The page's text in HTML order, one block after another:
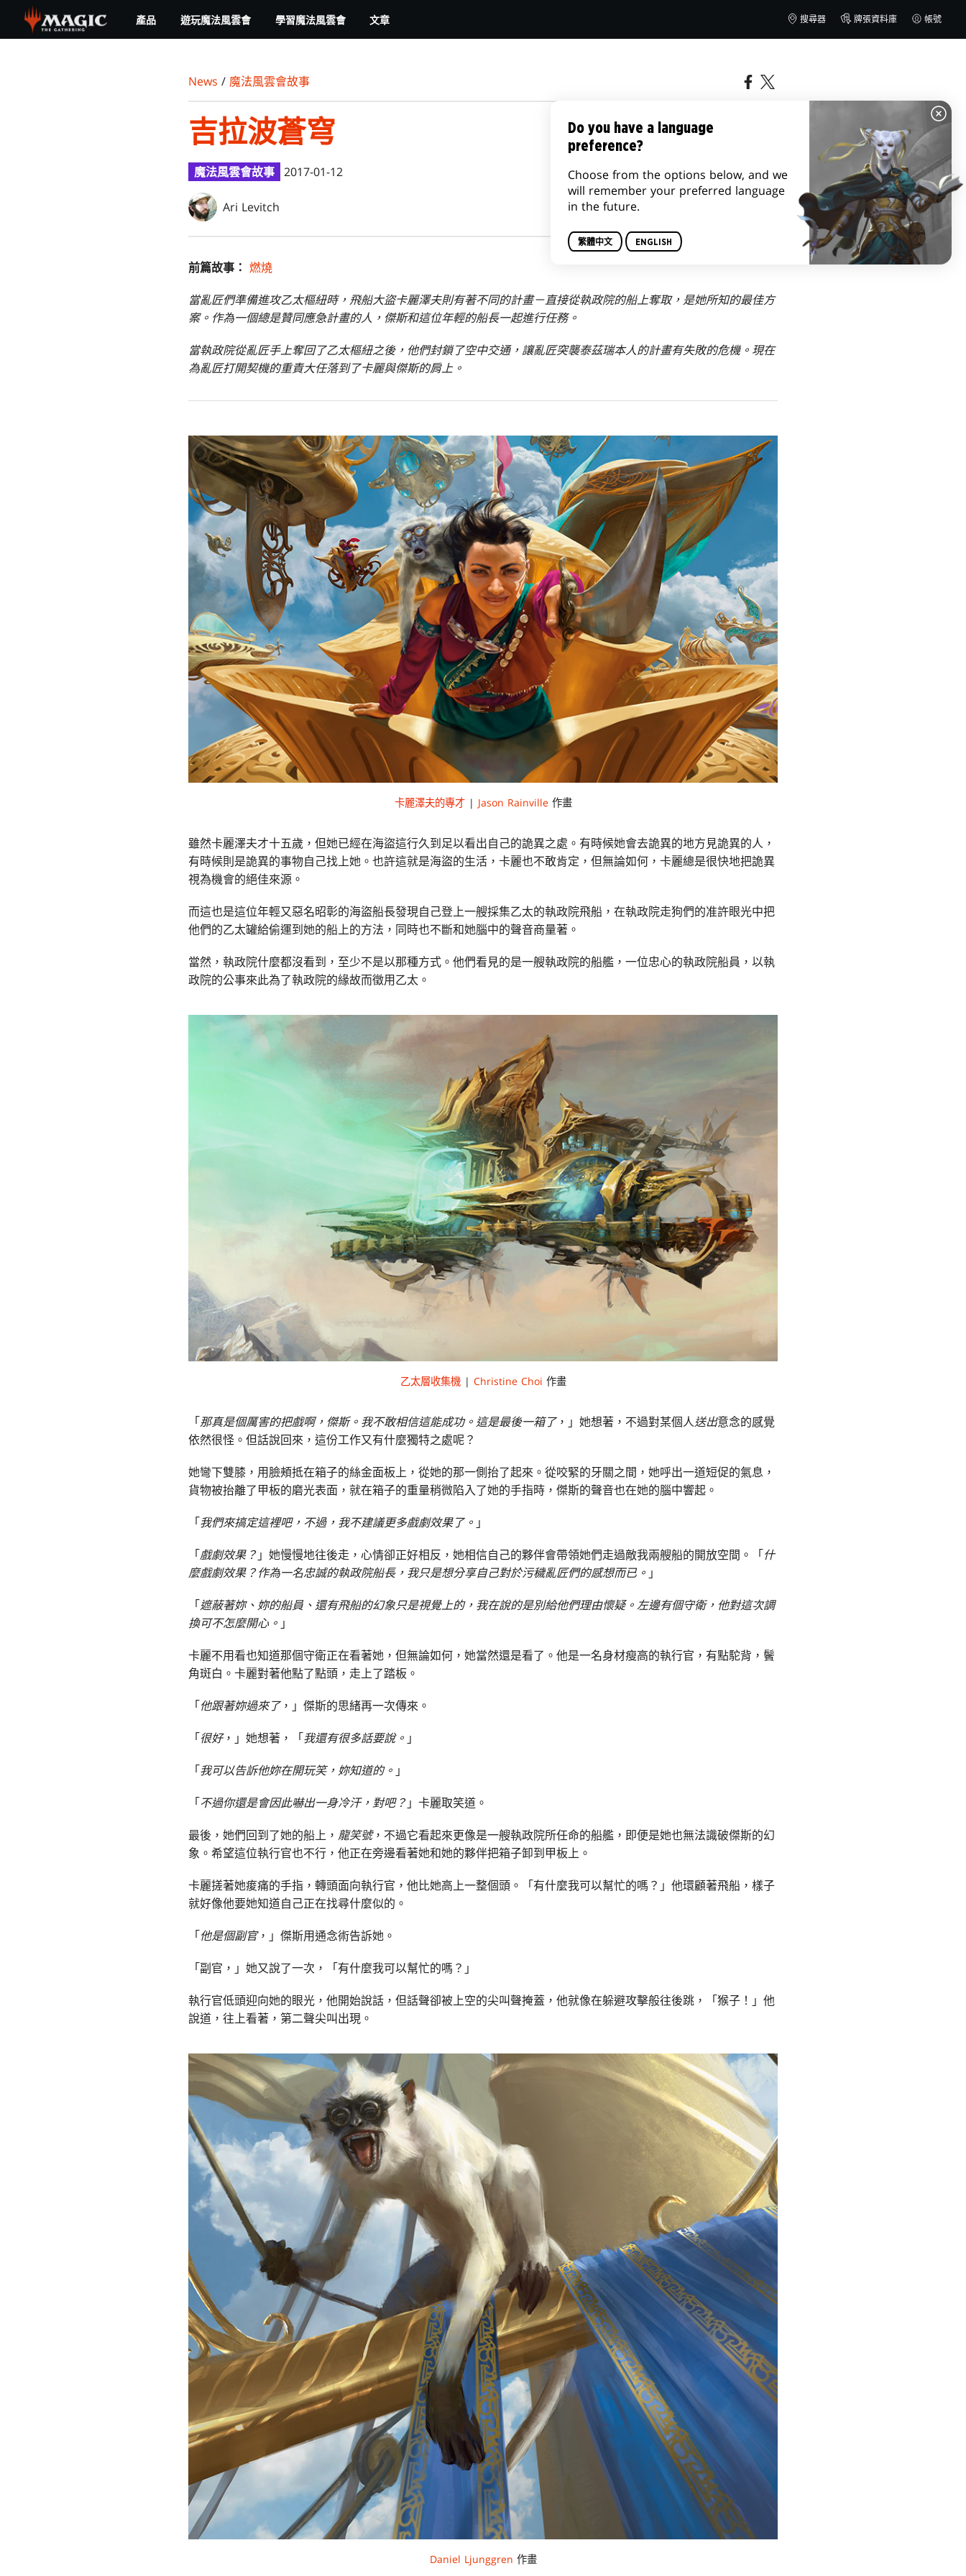
main
產品 遊玩魔法風雲會 學習魔法風雲會 文章 搜尋器 牌張資料庫 帳號
News / 魔法風雲會故事
吉拉波蒼穹
魔法風雲會故事 2017-01-12
Ari Levitch
前篇故事： 燃燒
當亂匠們準備進攻乙太樞紐時，飛船大盜卡麗澤夫則有著不同的計畫－直接從執政院的船上奪取，是她所知的最佳方
案。作為一個總是贊同應急計畫的人，傑斯和這位年輕的船長一起進行任務。
當執政院從亂匠手上奪回了乙太樞紐之後，他們封鎖了空中交通，讓亂匠突襲泰茲瑞本人的計畫有失敗的危機。現在
為亂匠打開契機的重責大任落到了卡麗與傑斯的肩上。
卡麗澤夫的專才| Jason Rainville 作畫
雖然卡麗澤夫才十五歲，但她已經在海盜這行久到足以看出自己的詭異之處。有時候她會去詭異的地方見詭異的人，
有時候則是詭異的事物自己找上她。也許這就是海盜的生活，卡麗也不敢肯定，但無論如何，卡麗總是很快地把詭異
視為機會的絕佳來源。
而這也是這位年輕又惡名昭彰的海盜船長發現自己登上一艘採集乙太的執政院飛船，在執政院走狗們的准許眼光中把
他們的乙太罐給偷運到她的船上的方法，同時也不斷和她腦中的聲音商量著。
當然，執政院什麼都沒看到，至少不是以那種方式。他們看見的是一艘執政院的船艦，一位忠心的執政院船員，以執
政院的公事來此為了執政院的緣故而徵用乙太。
乙太層收集機| Christine Choi 作畫
「那真是個厲害的把戲啊，傑斯。我不敢相信這能成功。這是最後一箱了，」她想著，不過對某個人送出意念的感覺
依然很怪。但話說回來，這份工作又有什麼獨特之處呢？
她彎下雙膝，用臉頰抵在箱子的絲金面板上，從她的那一側抬了起來。從咬緊的牙關之間，她呼出一道短促的氣息，
貨物被抬離了甲板的磨光表面，就在箱子的重量稍微陷入了她的手指時，傑斯的聲音也在她的腦中響起。
「我們來搞定這裡吧，不過，我不建議更多戲劇效果了。 」
「戲劇效果？ 」她慢慢地往後走，心情卻正好相反，她相信自己的夥伴會帶領她們走過敵我兩艘船的開放空間。「什
麼戲劇效果？作為一名忠誠的執政院船長，我只是想分享自己對於污穢亂匠們的感想而已。 」
「遮蔽著妳、妳的船員、還有飛船的幻象只是視覺上的，我在說的是別給他們理由懷疑。左邊有個守衛，他對這次調
換可不怎麼開心。 」
卡麗不用看也知道那個守衛正在看著她，但無論如何，她當然還是看了。他是一名身材瘦高的執行官，有點駝背，鬢
角斑白。卡麗對著他點了點頭，走上了踏板。
「他跟著妳過來了，」傑斯的思緒再一次傳來。
「很好，」她想著，「我還有很多話要說。 」
「我可以告訴他妳在開玩笑，妳知道的。 」
「不過你還是會因此嚇出一身冷汗，對吧？ 」卡麗取笑道。
最後，她們回到了她的船上， 龍笑號，不過它看起來更像是一艘執政院所任命的船艦，即便是她也無法識破傑斯的幻
象。希望這位執行官也不行，他正在旁邊看著她和她的夥伴把箱子卸到甲板上。
卡麗搓著她痠痛的手指，轉頭面向執行官，他比她高上一整個頭。「有什麼我可以幫忙的嗎？」他環顧著飛船，樣子
就好像他要她知道自己正在找尋什麼似的。
「他是個副官，」傑斯用通念術告訴她。
「副官，」她又說了一次，「有什麼我可以幫忙的嗎？」
執行官低頭迎向她的眼光，他開始說話，但話聲卻被上空的尖叫聲掩蓋，他就像在躲避攻擊般往後跳，「猴子！」他
說道，往上看著，第二聲尖叫出現。
Daniel Ljunggren 作畫
Do you have a language
preference?
Choose from the options below, and we
will remember your preferred language
in the future.
繁體中文 ENGLISH